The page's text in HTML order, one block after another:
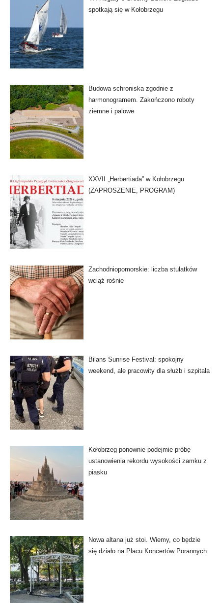
spotkają się w Kołobrzegu
Budowa schroniska zgodnie z
harmonogramem. Zakończono roboty
ziemne i palowe
XXVII „Herbertiada” w Kołobrzegu
(ZAPROSZENIE, PROGRAM)
Zachodniopomorskie: liczba stulatków
wciąż rośnie
Bilans Sunrise Festival: spokojny
weekend, ale pracowity dla służb i szpitala
Kołobrzeg ponownie podejmie próbę
ustanowienia rekordu wysokości zamku z
piasku
Nowa altana już stoi. Wiemy, co będzie
się działo na Placu Koncertów Porannych